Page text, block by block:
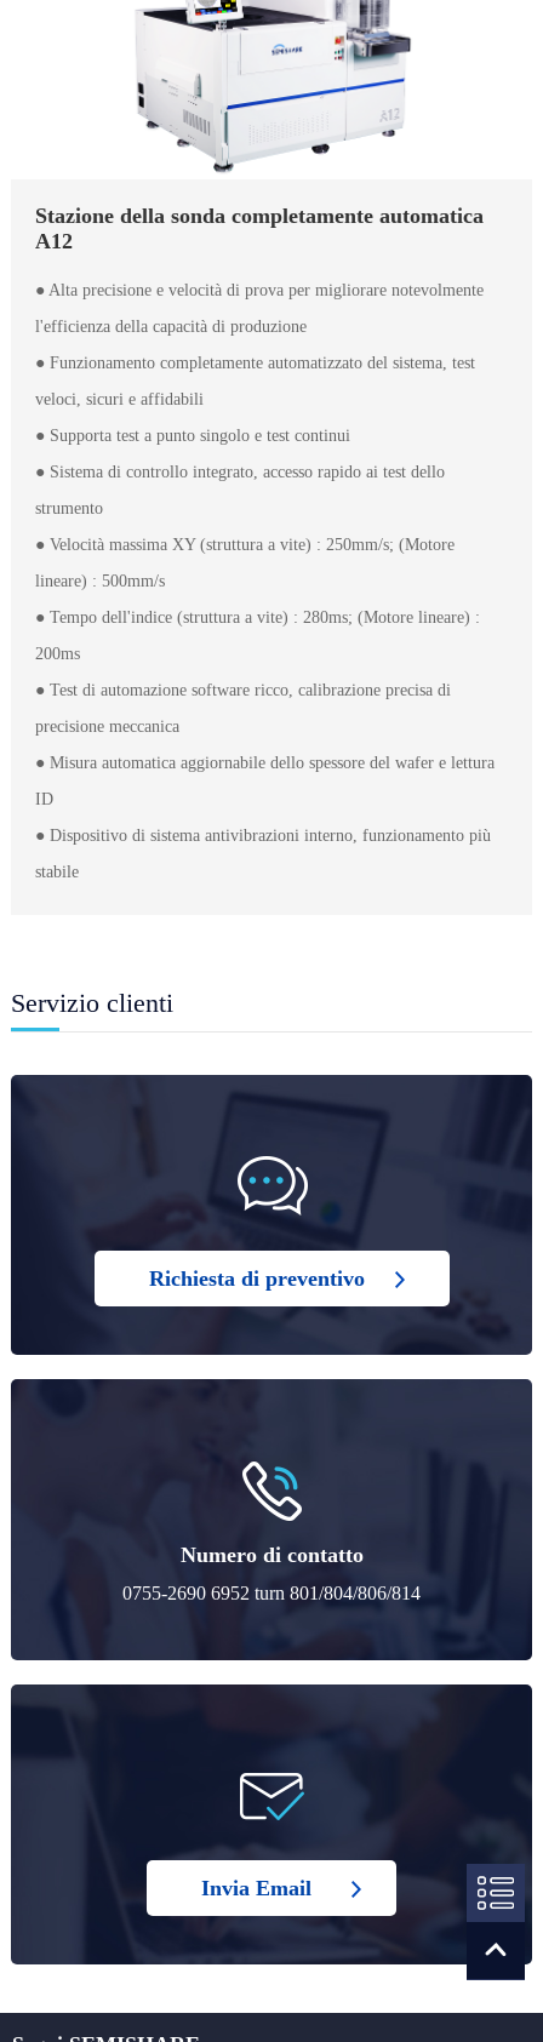
Stazione della sonda completamente automatica
A12
● Alta precisione e velocità di prova per migliorare notevolmente
l'efficienza della capacità di produzione
● Funzionamento completamente automatizzato del sistema, test
veloci, sicuri e affidabili
● Supporta test a punto singolo e test continui
● Sistema di controllo integrato, accesso rapido ai test dello
strumento
● Velocità massima XY (struttura a vite) : 250mm/s; (Motore
lineare) : 500mm/s
● Tempo dell'indice (struttura a vite) : 280ms; (Motore lineare) :
200ms
● Test di automazione software ricco, calibrazione precisa di
precisione meccanica
● Misura automatica aggiornabile dello spessore del wafer e lettura
ID
● Dispositivo di sistema antivibrazioni interno, funzionamento più
stabile
Servizio clienti
Richiesta di preventivo
Numero di contatto
0755-2690 6952 turn 801/804/806/814
Invia Email